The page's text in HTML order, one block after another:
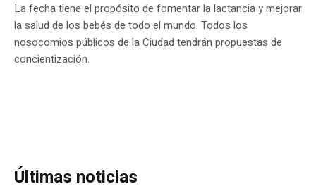
La fecha tiene el propósito de fomentar la lactancia y mejorar
la salud de los bebés de todo el mundo. Todos los
nosocomios públicos de la Ciudad tendrán propuestas de
concientización.
Últimas noticias